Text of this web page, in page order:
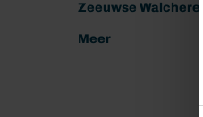
Zeeuwse Walcheren
Meer